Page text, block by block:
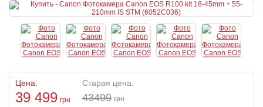
Цена:
39 499 грн
Старая цена:
43499 грн